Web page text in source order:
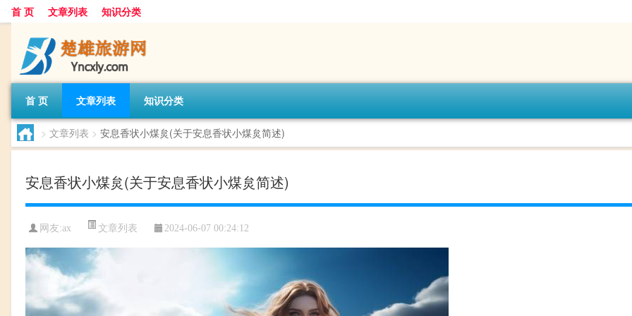
首 页 文章列表 知识分类
首 页 文章列表 知识分类
> 文章列表 > 安息香状小煤炱(关于安息香状小煤炱简述)
安息香状小煤炱(关于安息香状小煤炱简述)
网友:ax 文章列表 2024-06-07 00:24:12